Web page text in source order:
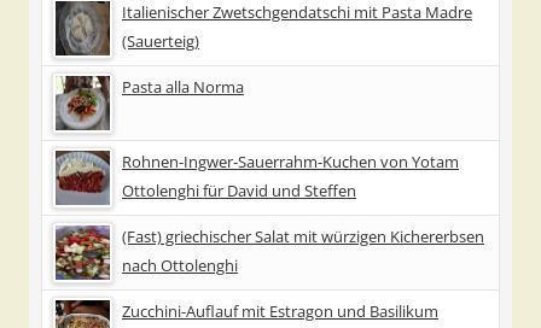
Italienischer Zwetschgendatschi mit Pasta Madre
(Sauerteig)
Pasta alla Norma
Rohnen-Ingwer-Sauerrahm-Kuchen von Yotam
Ottolenghi für David und Steffen
(Fast) griechischer Salat mit würzigen Kichererbsen
nach Ottolenghi
Zucchini-Auflauf mit Estragon und Basilikum